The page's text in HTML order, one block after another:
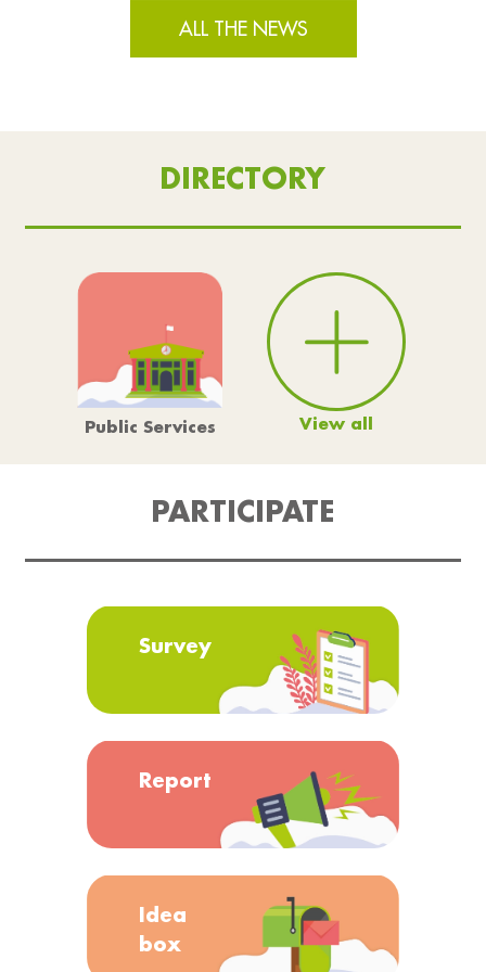
ALL THE NEWS
DIRECTORY
Public Services View all
PARTICIPATE
Survey
Report
Idea
box